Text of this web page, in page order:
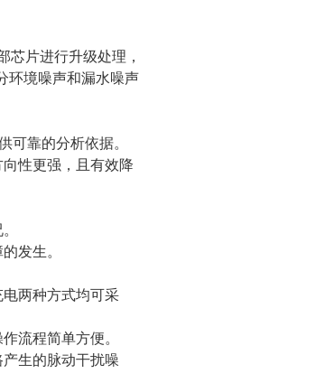
片进行升级处理，
环境噪声和漏水噪声
靠的分析依据。
性更强，且有效降
发生。
两种方式均可采
流程简单方便。
生的脉动干扰噪